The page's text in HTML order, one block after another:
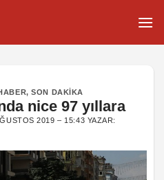
,SON DAKIKA
nice 97 yıllara
2019 – 15:43 YAZAR: